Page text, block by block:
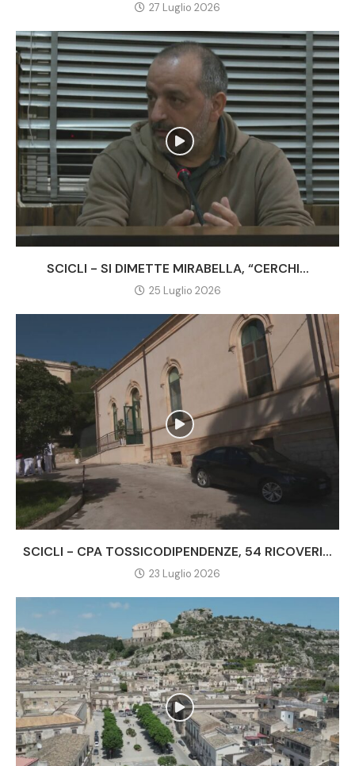
27 Luglio 2026
SCICLI - SI DIMETTE MIRABELLA, “CERCHI...
25 Luglio 2026
SCICLI - CPA TOSSICODIPENDENZE, 54 RICOVERI...
23 Luglio 2026